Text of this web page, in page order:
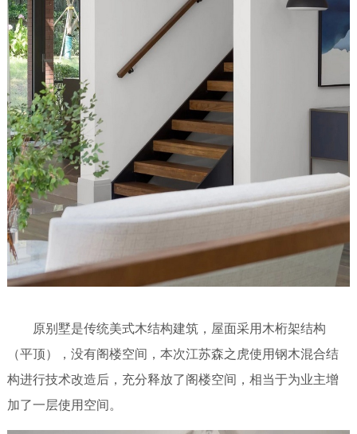
原别墅是传统美式木结构建筑，屋面采用木桁架结构
（平顶），没有阁楼空间，本次江苏森之虎使用钢木混合结
构进行技术改造后，充分释放了阁楼空间，相当于为业主增
加了一层使用空间。